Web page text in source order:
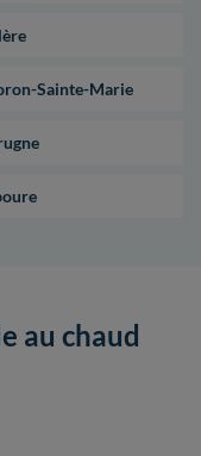
Sainte-Marie
au chaud